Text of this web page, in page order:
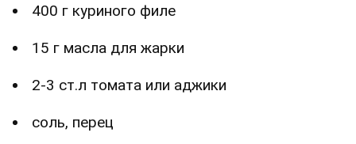
400 г куриного филе
15 г масла для жарки
2-3 ст.л томата или аджики
соль, перец